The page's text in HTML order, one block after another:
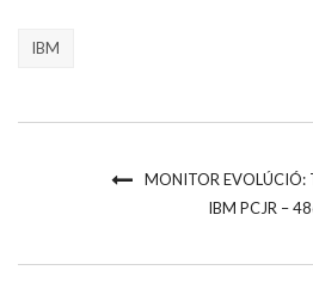
IBM
MONITOR EVOLÚCIÓ:
IBM PCJR –